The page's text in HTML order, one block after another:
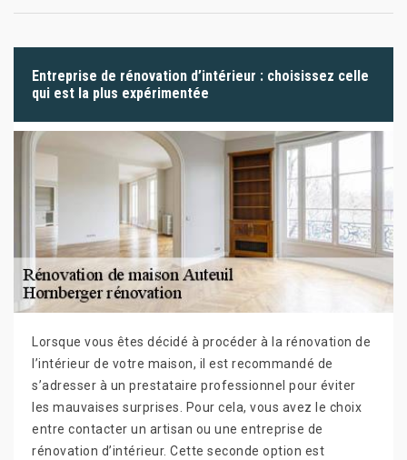
Entreprise de rénovation d’intérieur : choisissez celle
qui est la plus expérimentée
Lorsque vous êtes décidé à procéder à la rénovation de
l’intérieur de votre maison, il est recommandé de
s’adresser à un prestataire professionnel pour éviter
les mauvaises surprises. Pour cela, vous avez le choix
entre contacter un artisan ou une entreprise de
rénovation d’intérieur. Cette seconde option est